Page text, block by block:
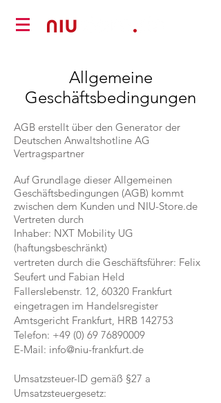
Allgemeine
Geschäftsbedingungen
AGB erstellt über den Generator der
Deutschen Anwaltshotline AG
Vertragspartner
Auf Grundlage dieser Allgemeinen
Geschäftsbedingungen (AGB) kommt
zwischen dem Kunden und NIU-Store.de
Vertreten durch
Inhaber: NXT Mobility UG
(haftungsbeschränkt)
vertreten durch die Geschäftsführer: Felix
Seufert und Fabian Held
Fallerslebenstr. 12, 60320 Frankfurt
eingetragen im Handelsregister
Amtsgericht Frankfurt, HRB 142753
Telefon: +49 (0) 69 76890009
E-Mail: info@niu-frankfurt.de
Umsatzsteuer-ID gemäß §27 a
Umsatzsteuergesetz: